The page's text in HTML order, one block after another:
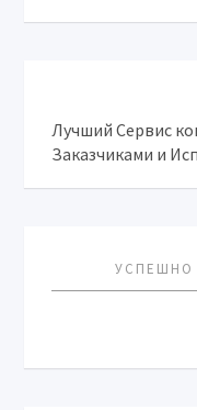
Лучший Сервис
Заказчиками и
УСПЕШНО